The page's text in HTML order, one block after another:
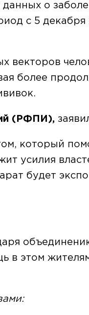
о
с 5 декабря
векторов
более
(РФПИ),
который
усилия
будет
в этом